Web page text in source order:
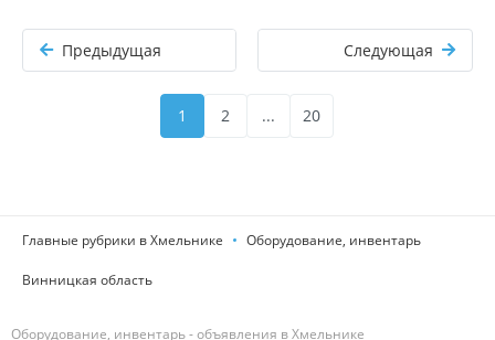
Предыдущая Следующая
1 2 ... 20
Главные рубрики в Хмельнике Оборудование, инвентарь
Винницкая область
Оборудование, инвентарь - объявления в Хмельнике